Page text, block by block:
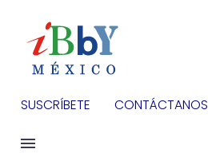
SUSCRÍBETE CONTÁCTANOS